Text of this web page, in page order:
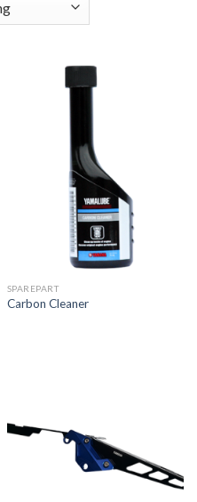
SPAREPART
Carbon Cleaner